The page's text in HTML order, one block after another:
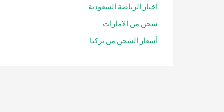
اخبار الرياضة السعودية
شحن من الامارات
أسعار الشحن من تركيا